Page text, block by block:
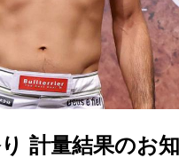
計量結果のお